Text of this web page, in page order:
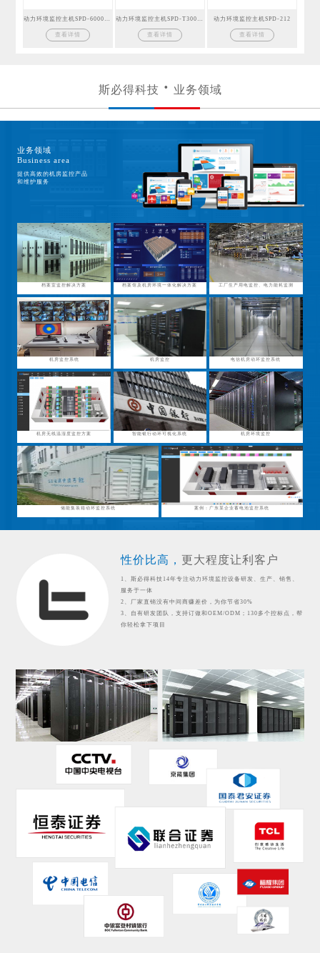
查看详情 查看详情
动力环境监控主机SPD-212
查看详情
斯必得科技 业务领域
业务领域
Business area
提供高效的机房监控产品
和维护服务
档案室监控解决方案 档案馆及机房环境一体化解决方案 工厂生产用电监控、电力能耗监测
机房监控系统 机房监控 电信机房动环监控系统
机房无线温湿度监控方案 智能银行动环可视化系统 机房环境监控
储能集装箱动环监控系统 案例：广东某企业蓄电池监控系统
性价比高， 更大程度让利客户
1、斯必得科技14年专注动力环境监控设备研发、生产、销售、
服务于一体
2、厂家直销没有中间商赚差价，为你节省30%
3、自有研发团队，支持订做和OEM/ODM；130多个控标点，帮
你轻松拿下项目